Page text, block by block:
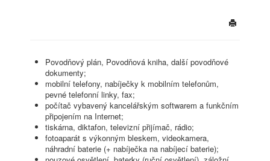
Povodňový plán, Povodňová kniha, další povodňové
dokumenty;
mobilní telefony, nabíječky k mobilním telefonům,
pevné telefonní linky, fax;
počítač vybavený kancelářským softwarem a funkčním
připojením na Internet;
tiskárna, diktafon, televizní přijímač, rádio;
fotoaparát s výkonným bleskem, videokamera,
náhradní baterie (+ nabíječka na nabíjecí baterie);